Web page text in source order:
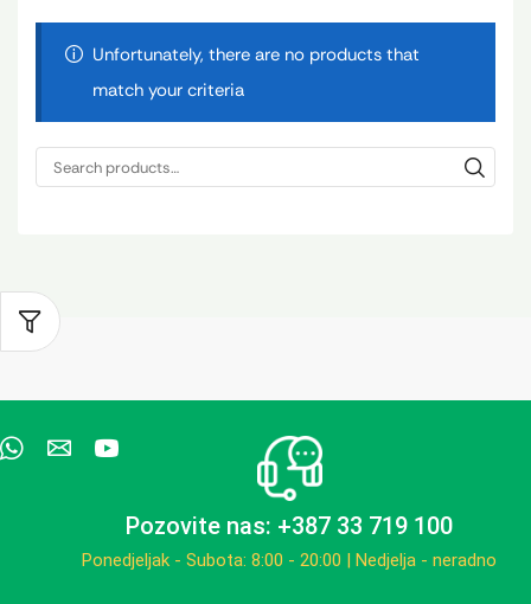
Unfortunately, there are no products that
match your criteria
Pozovite nas: +387 33 719 100
Ponedjeljak - Subota: 8:00 - 20:00 | Nedjelja - neradno